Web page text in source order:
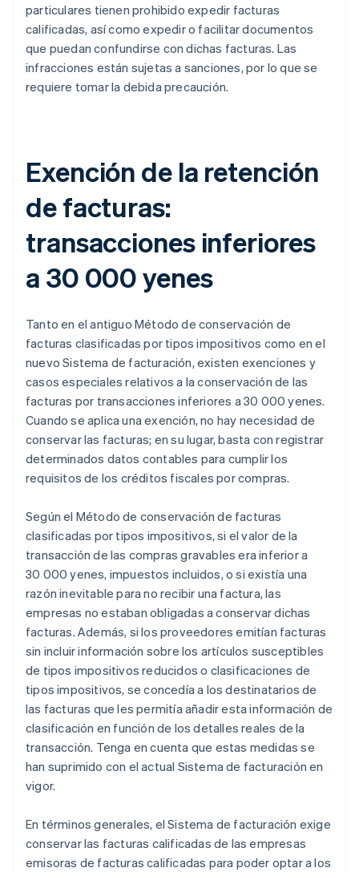
particulares tienen prohibido expedir facturas
calificadas, así como expedir o facilitar documentos
que puedan confundirse con dichas facturas. Las
infracciones están sujetas a sanciones, por lo que se
requiere tomar la debida precaución.
Exención de la retención
de facturas:
transacciones inferiores
a 30 000 yenes
Tanto en el antiguo Método de conservación de
facturas clasificadas por tipos impositivos como en el
nuevo Sistema de facturación, existen exenciones y
casos especiales relativos a la conservación de las
facturas por transacciones inferiores a 30 000 yenes.
Cuando se aplica una exención, no hay necesidad de
conservar las facturas; en su lugar, basta con registrar
determinados datos contables para cumplir los
requisitos de los créditos fiscales por compras.
Según el Método de conservación de facturas
clasificadas por tipos impositivos, si el valor de la
transacción de las compras gravables era inferior a
30 000 yenes, impuestos incluidos, o si existía una
razón inevitable para no recibir una factura, las
empresas no estaban obligadas a conservar dichas
facturas. Además, si los proveedores emitían facturas
sin incluir información sobre los artículos susceptibles
de tipos impositivos reducidos o clasificaciones de
tipos impositivos, se concedía a los destinatarios de
las facturas que les permitía añadir esta información de
clasificación en función de los detalles reales de la
transacción. Tenga en cuenta que estas medidas se
han suprimido con el actual Sistema de facturación en
vigor.
En términos generales, el Sistema de facturación exige
conservar las facturas calificadas de las empresas
emisoras de facturas calificadas para poder optar a los